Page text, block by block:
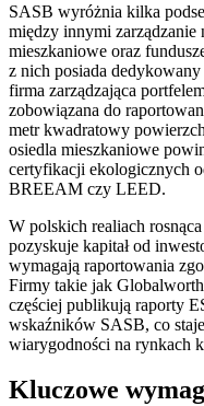
SASB wyróżnia kilka
między innymi
mieszkaniowe oraz
z nich posiada
firma zarządzająca
zobowiązana do
metr kwadratowy
osiedla mieszkaniowe
certyfikacji ekologicznych
BREEAM czy LEED.
W polskich realiach
pozyskuje kapitał od
wymagają raportowania
Firmy takie jak
częściej publikują raporty
wskaźników SASB, co
wiarygodności na rynkach
Kluczowe